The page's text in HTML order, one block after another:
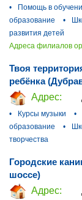
•
Помощь в
образование
•
развития детей
Адреса филиалов
Твоя
ребёнка
Адрес:
•
Курсы музыки •
образование
•
творчества
Городские
шоссе)
Адрес: